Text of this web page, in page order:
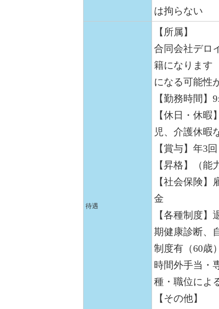
は拘らない
待遇
【所属】
合同会社デロ
籍になります
になる可能性
【勤務時間】
【休日・休
児、介護休暇
【賞与】年3回
【昇格】（能
【社会保険
金
【各種制度
期健康診断、
制度有（60歳
時間外手当・
種・職位によ
【その他】